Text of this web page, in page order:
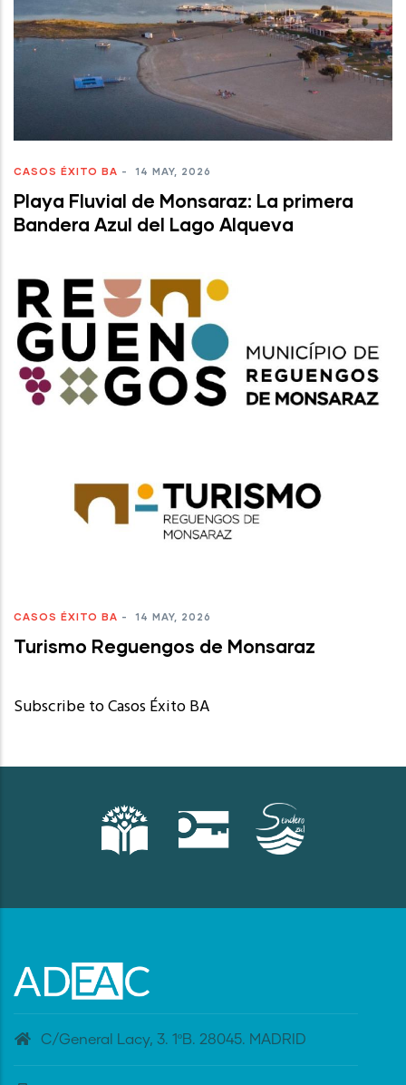
CASOS ÉXITO BA - 14 MAY, 2026
Playa Fluvial de Monsaraz: La primera
Bandera Azul del Lago Alqueva
CASOS ÉXITO BA - 14 MAY, 2026
Turismo Reguengos de Monsaraz
Subscribe to Casos Éxito BA
C/General Lacy, 3. 1ºB. 28045. MADRID